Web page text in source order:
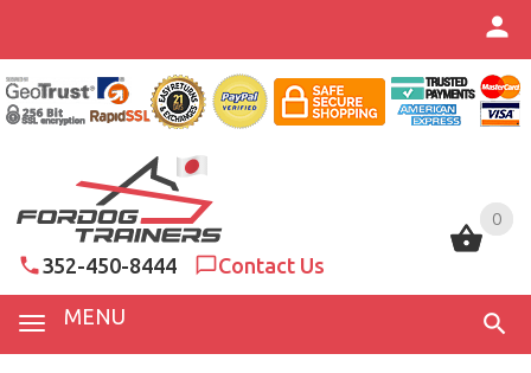
0
352-450-8444 Contact Us
MENU
0